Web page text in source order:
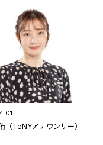
（TeNYアナウンサー）